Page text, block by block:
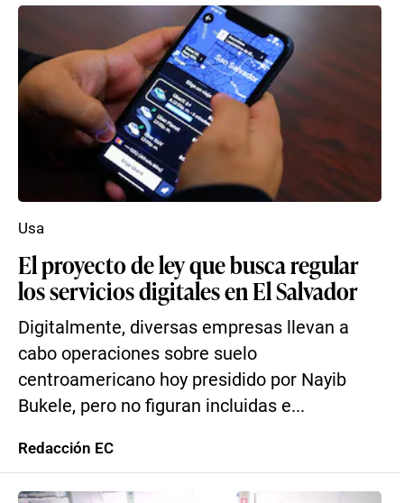
El proyecto de ley que busca regular
los servicios digitales en El Salvador
Digitalmente, diversas empresas llevan a
cabo operaciones sobre suelo
centroamericano hoy presidido por Nayib
Bukele, pero no figuran incluidas e...
Usa
Redacción EC